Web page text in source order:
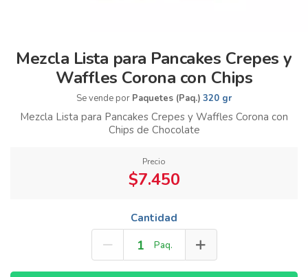
Mezcla Lista para Pancakes Crepes y
Waffles Corona con Chips
Se vende por Paquetes (Paq.) 320 gr
Mezcla Lista para Pancakes Crepes y Waffles Corona con
Chips de Chocolate
Precio
$7.450
Cantidad
Paq.